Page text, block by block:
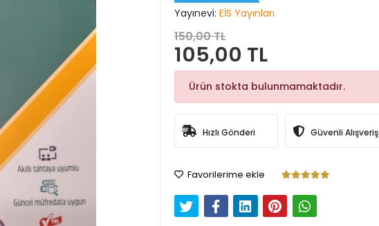
Yayınevi: EİS Yayınları
150,00 TL
105,00 TL
Ürün stokta bulunmamaktadır.
Hızlı Gönderi Güvenli Alışveriş
Favorilerime ekle